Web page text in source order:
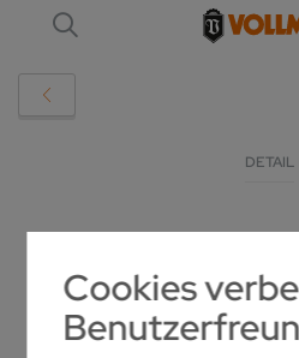
Cookies
DETAIL
VOLLMER